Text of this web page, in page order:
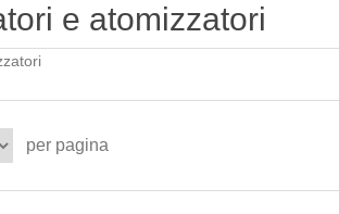
e atomizzatori
per pagina